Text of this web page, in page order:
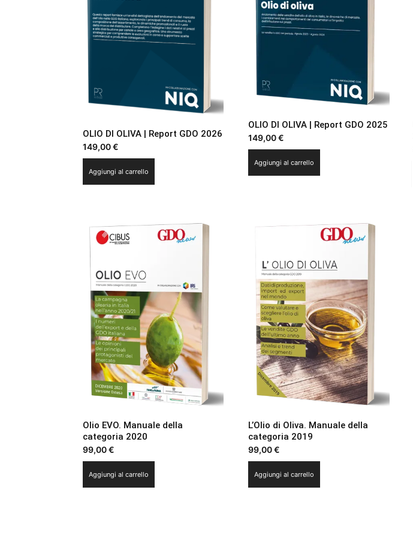
OLIO DI OLIVA | Report GDO 2026
149,00€
Aggiungi al carrello
OLIO DI OLIVA | Report GDO 2025
149,00€
Aggiungi al carrello
Olio EVO. Manuale della
categoria 2020
99,00€
Aggiungi al carrello
L’Olio di Oliva. Manuale della
categoria 2019
99,00€
Aggiungi al carrello